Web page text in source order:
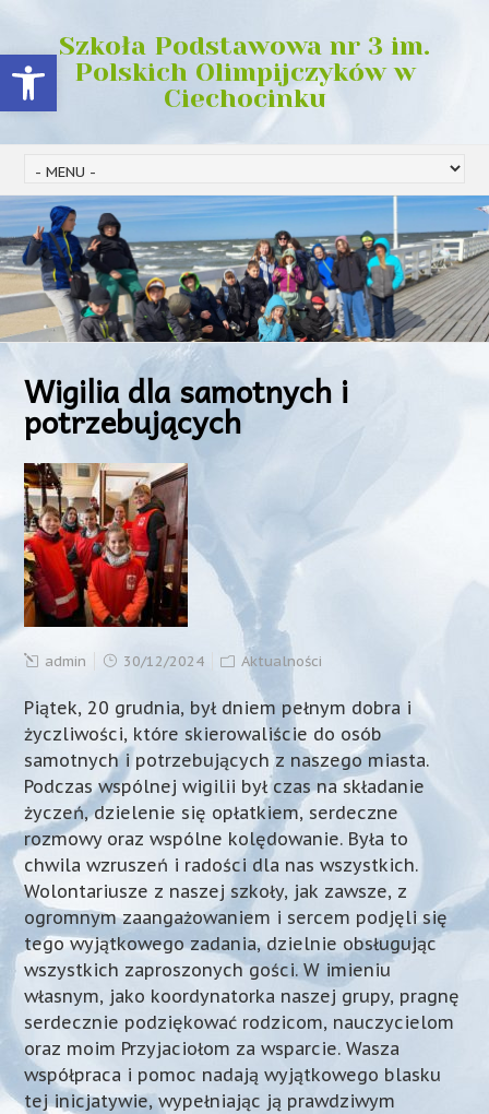
Open toolbar
Szkoła Podstawowa nr 3 im.
Polskich Olimpijczyków w
Ciechocinku
Wigilia dla samotnych i
potrzebujących
admin 30/12/2024 Aktualności
Piątek, 20 grudnia, był dniem pełnym dobra i
życzliwości, które skierowaliście do osób
samotnych i potrzebujących z naszego miasta.
Podczas wspólnej wigilii był czas na składanie
życzeń, dzielenie się opłatkiem, serdeczne
rozmowy oraz wspólne kolędowanie. Była to
chwila wzruszeń i radości dla nas wszystkich.
Wolontariusze z naszej szkoły, jak zawsze, z
ogromnym zaangażowaniem i sercem podjęli się
tego wyjątkowego zadania, dzielnie obsługując
wszystkich zaproszonych gości. W imieniu
własnym, jako koordynatorka naszej grupy, pragnę
serdecznie podziękować rodzicom, nauczycielom
oraz moim Przyjaciołom za wsparcie. Wasza
współpraca i pomoc nadają wyjątkowego blasku
tej inicjatywie, wypełniając ją prawdziwym